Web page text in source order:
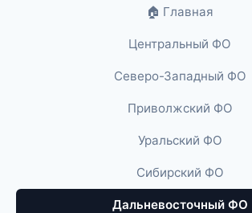
🏠 Главная
Центральный ФО
Северо-Западный ФО
Приволжский ФО
Уральский ФО
Сибирский ФО
Дальневосточный ФО